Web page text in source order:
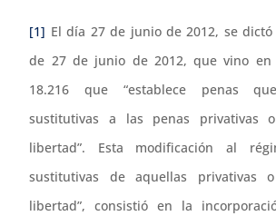
[1] El día 27 de junio de 2012, se dictó
de 27 de junio de 2012, que vino
18.216 que “establece penas
sustitutivas a las penas privativas
libertad”. Esta modificación al
sustitutivas de aquellas privativas
libertad”, consistió en la